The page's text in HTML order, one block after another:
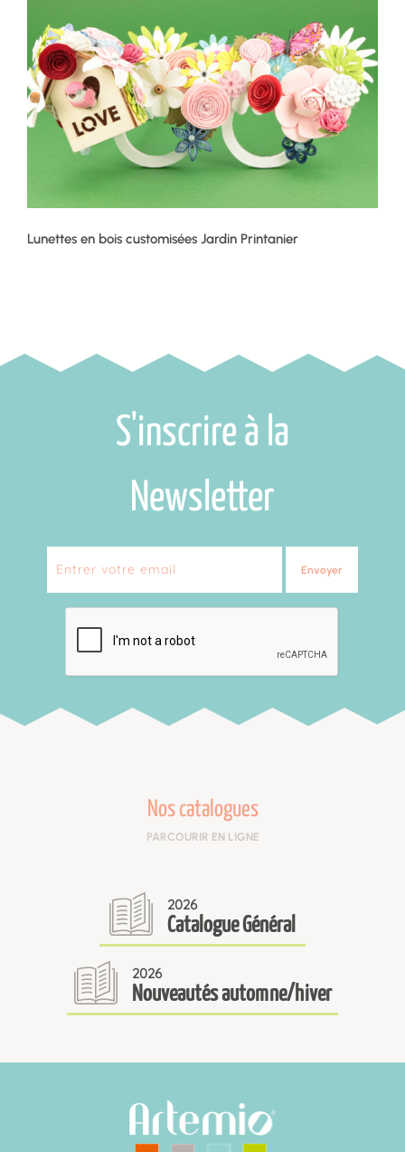
Lunettes en bois customisées Jardin Printanier
S'inscrire à la
Newsletter
Envoyer
Nos catalogues
PARCOURIR EN LIGNE
2026
Catalogue Général
2026
Nouveautés automne/hiver